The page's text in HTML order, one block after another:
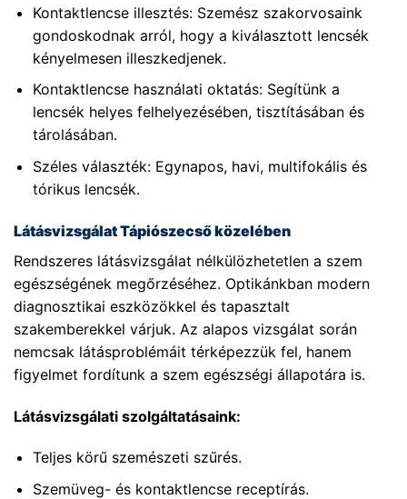
Kontaktlencse illesztés: Szemész szakorvosaink
gondoskodnak arról, hogy a kiválasztott lencsék
kényelmesen illeszkedjenek.
Kontaktlencse használati oktatás: Segítünk a
lencsék helyes felhelyezésében, tisztításában és
tárolásában.
Széles választék: Egynapos, havi, multifokális és
tórikus lencsék.
Látásvizsgálat Tápiószecső közelében
Rendszeres látásvizsgálat nélkülözhetetlen a szem
egészségének megőrzéséhez. Optikánkban modern
diagnosztikai eszközökkel és tapasztalt
szakemberekkel várjuk. Az alapos vizsgálat során
nemcsak látásproblémáit térképezzük fel, hanem
figyelmet fordítunk a szem egészségi állapotára is.
Látásvizsgálati szolgáltatásaink:
Teljes körű szemészeti szűrés.
Szemüveg- és kontaktlencse receptírás.